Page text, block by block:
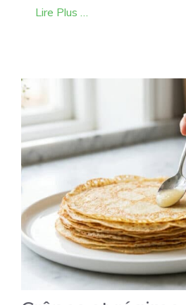
Lire Plus …